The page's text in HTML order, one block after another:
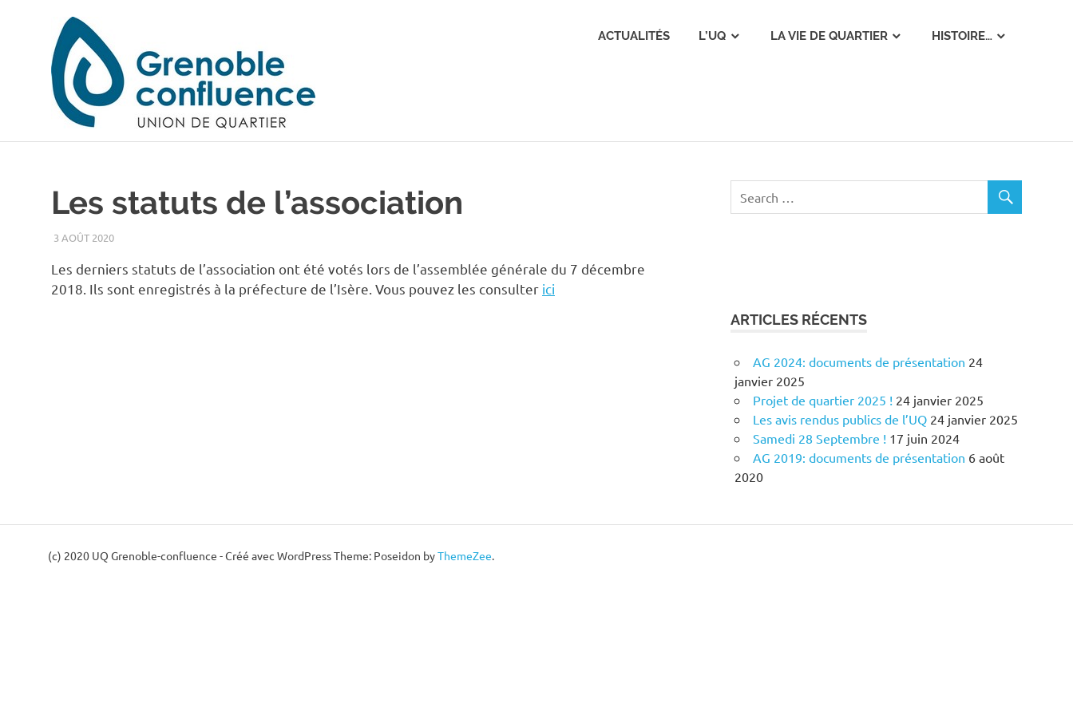
ACTUALITÉS L’UQ LA VIE DE QUARTIER HISTOIRE…
Les statuts de l’association
3 AOÛT 2020ADMIN
DOCUMENTS UQ
Les derniers statuts de l’association ont été votés lors de l’assemblée générale du 7 décembre
2018. Ils sont enregistrés à la préfecture de l’Isère. Vous pouvez les consulter ici
ARTICLES RÉCENTS
AG 2024: documents de présentation 24
janvier 2025
Projet de quartier 2025 ! 24 janvier 2025
Les avis rendus publics de l’UQ 24 janvier 2025
Samedi 28 Septembre ! 17 juin 2024
AG 2019: documents de présentation 6 août
2020
(c) 2020 UQ Grenoble-confluence - Créé avec WordPress Theme: Poseidon byThemeZee.